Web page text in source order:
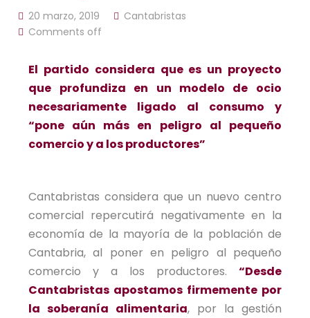
20 marzo, 2019
Cantabristas
Comments off
El partido considera que es un proyecto
que profundiza en un modelo de ocio
necesariamente ligado al consumo y
“pone aún más en peligro al pequeño
comercio y a los productores”
Cantabristas considera que un nuevo centro
comercial repercutirá negativamente en la
economía de la mayoría de la población de
Cantabria, al poner en peligro al pequeño
comercio y a los productores. “Desde
Cantabristas apostamos firmemente por
la soberanía alimentaria, por la gestión